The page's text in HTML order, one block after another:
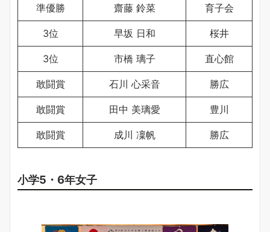
準優勝 齋藤 鈴菜 育子会
3位 早坂 日和 桜井
3位 市橋 璃子 直心館
敢闘賞 石川 心采音 勝広
敢闘賞 田中 美璃愛 豊川
敢闘賞 成川 凜帆 勝広
小学5・6年女子